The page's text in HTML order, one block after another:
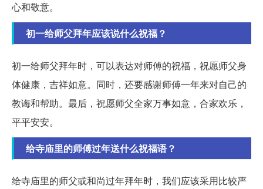
心和敬意。
初一给师父拜年应该说什么祝福？
初一给师父拜年时，可以表达对师傅的祝福，祝愿师父身
体健康，吉祥如意。同时，还要感谢师傅一年来对自己的
教诲和帮助。最后，祝愿师父全家万事如意，合家欢乐，
平平安安。
给寺庙里的师傅过年送什么祝福语？
给寺庙里的师父或和尚过年拜年时，我们应该采用比较严